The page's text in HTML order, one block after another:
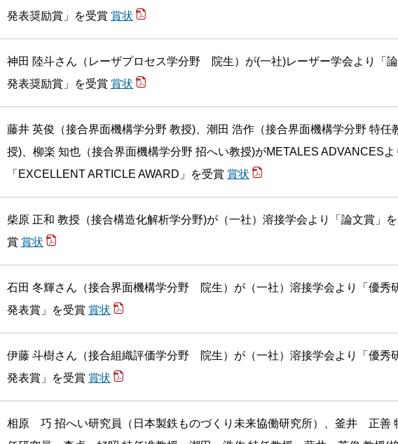
発表奨励賞」を受賞 賞状
神田 陸斗さん（レーザプロセス学分野 院生）が(一社)レーザー学会より「
発表奨励賞」を受賞 賞状
藤井 英俊（接合界面機構学分野 教授)、潮田 浩作（接合界面機構学分野 特任
授)、柳楽 知也（接合界面機構学分野 招へい教授)がMETALES ADVANCESよ
「EXCELLENT ARTICLE AWARD」を受賞 賞状
柴原 正和 教授（接合構造化解析学分野)が（一社）溶接学会より「論文賞」
賞 賞状
石田 冬輝さん（接合界面機構学分野 院生）が（一社）溶接学会より「優秀
発表賞」を受賞 賞状
伊藤 斗樹さん（接合組織評価学分野 院生）が（一社）溶接学会より「優秀
発表賞」を受賞 賞状
相原 巧 招へい研究員（日本製鉄ものづくり未来協働研究所）、釜井 正善